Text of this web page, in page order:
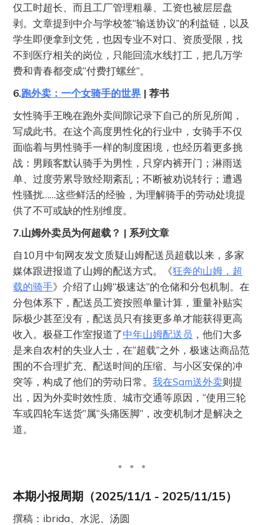
仅工时超长、而且工厂管理粗暴、工资也被层层盘
剥。文章提到中介与学校签“输送协议”的利益链，以及
学生即便拿到文凭，也因专业不对口、资质受限，找
不到医疗相关的岗位，只能回流水线打工，把几万学
费和青春都变成“付费打螺丝”。
6.跑外卖：一个女骑手的世界 | 荐书
女性骑手王晚在跑外卖间隙记录下自己的所见所闻，
写成此书。在这个高度男性化的行业中，女骑手不仅
面临着与男性骑手一样的制度困境，也经历着更多挑
战：男顾客默认骑手为男性，只穿内裤开门；淋雨送
单、过度劳累导致经期紊乱；不断被劝说转行；遭遇
性骚扰……这些鲜活的经验，为理解骑手的劳动处境提
供了不可或缺的性别维度。
7.山姆外卖员为何超载？ | 系列文章
自10月中旬网友发文质疑山姆配送员超载以来，多家
媒体跟进报道了山姆的配送方式。《狂奔的山姆，超
载的骑手》介绍了山姆“极速达”的仓储和分包机制。在
分包体系下，配送员工资按照单量计算，重量补贴实
际极少甚至没有，配送员只有接更多单才能获得更高
收入。极昼工作室报道了中年山姆配送员 ，他们大多
是来自农村的失业人士，在“超载”之外，极速达商品范
围的不合理扩充、配送时间的压缩、与小区安保的冲
突等，构成了他们的劳动日常。我在Sam送外卖则提
出，因为外卖时效性质、城市交通等原因，“使用三轮
车或四轮车送货”属“头痛医脚”，改变机制才是解决之
道。
本期小报周期（2025/11/1 - 2025/11/15）
撰稿：ibrida、水泥、汤圆